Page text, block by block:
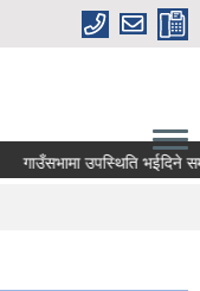
गाउँसभामा उपस्थिति भईदिने